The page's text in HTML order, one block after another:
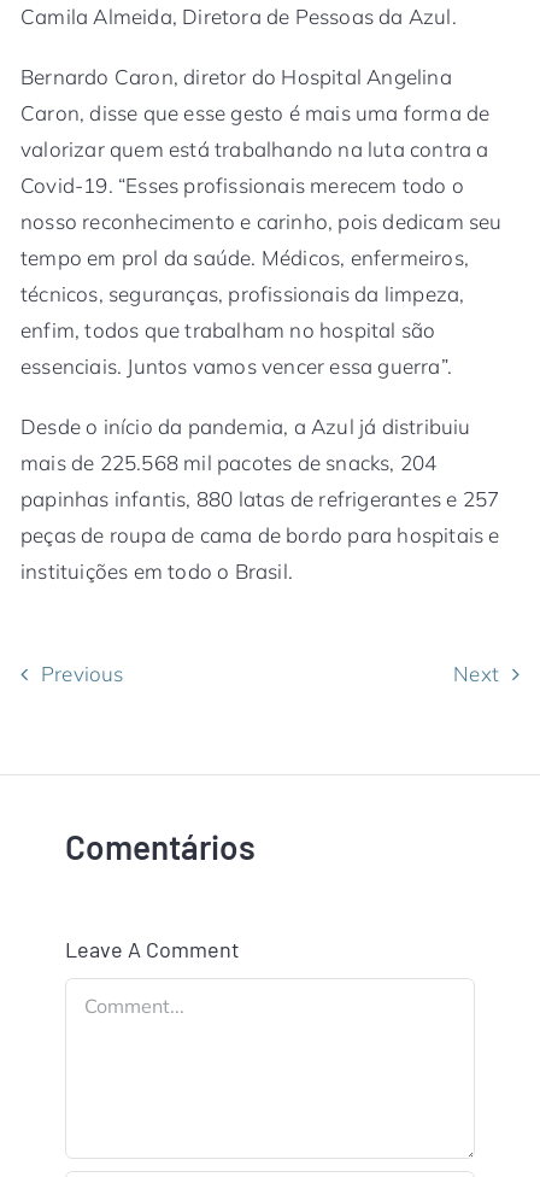
Camila Almeida, Diretora de Pessoas da Azul.
Bernardo Caron, diretor do Hospital Angelina
Caron, disse que esse gesto é mais uma forma de
valorizar quem está trabalhando na luta contra a
Covid-19. “Esses profissionais merecem todo o
nosso reconhecimento e carinho, pois dedicam seu
tempo em prol da saúde. Médicos, enfermeiros,
técnicos, seguranças, profissionais da limpeza,
enfim, todos que trabalham no hospital são
essenciais. Juntos vamos vencer essa guerra”.
Desde o início da pandemia, a Azul já distribuiu
mais de 225.568 mil pacotes de snacks, 204
papinhas infantis, 880 latas de refrigerantes e 257
peças de roupa de cama de bordo para hospitais e
instituições em todo o Brasil.
Previous Next
Comentários
Leave A Comment
Comment